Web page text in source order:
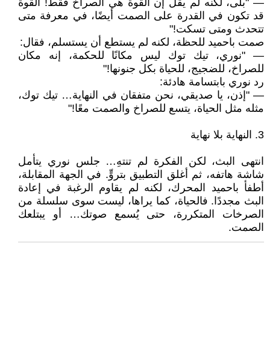
— "بلى، لكنه لم يقل إن القوة هي الصراخ فقط! القوة
قد تكون في القدرة على الصمت أيضًا، في معرفة متى
تتحدث ومتى تسكت!"
صمت باحميد للحظة، لكنه لم يستطع أن يستسلم، فقال:
— "نوري، تيك توك ليس مكانًا للحكمة، إنه مكان
للصراخ، للضجيج، للحياة بكل جنونها!"
رد نوري بابتسامة هادئة:
— "إذن، يا صديقي، نحن متفقان في النهاية… تيك توك،
مثله مثل الحياة، يتسع للصراخ والصمت معًا!"
3. النهاية بلا نهاية
انتهى البث، لكن الفكرة لم تنتهِ… جلس نوري يتأمل
شاشة هاتفه، ثم أغلق التطبيق بتروٍّ. في الجهة المقابلة،
أطفأ باحميد المحرك، لكنه لم يقاوم الرغبة في إعادة
البث مجددًا. فالحياة، كما يراها، ليست سوى سلسلة من
الصرخات المتكررة، حتى يُسمع صوتك… أو يبتلعك
الصمت.